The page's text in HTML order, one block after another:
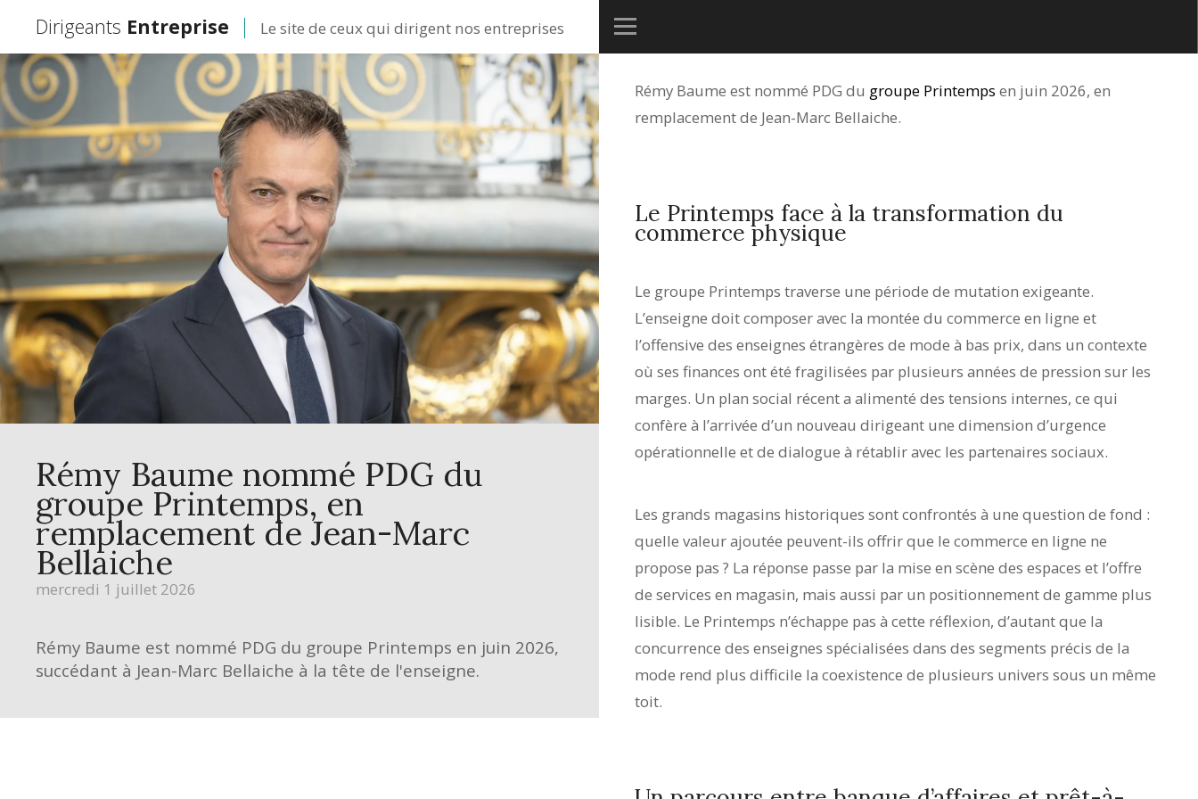
Dirigeants Entreprise Le site de ceux qui dirigent nos entreprises
Rémy Baume nommé PDG du
groupe Printemps, en
remplacement de Jean-Marc
Bellaiche
mercredi 1 juillet 2026
Rémy Baume est nommé PDG du groupe Printemps en juin 2026,
succédant à Jean-Marc Bellaiche à la tête de l'enseigne.
Rémy Baume est nommé PDG du groupe Printemps en juin 2026, en
remplacement de Jean-Marc Bellaiche.
Le Printemps face à la transformation du
commerce physique
Le groupe Printemps traverse une période de mutation exigeante.
L’enseigne doit composer avec la montée du commerce en ligne et
l’offensive des enseignes étrangères de mode à bas prix, dans un contexte
où ses finances ont été fragilisées par plusieurs années de pression sur les
marges. Un plan social récent a alimenté des tensions internes, ce qui
confère à l’arrivée d’un nouveau dirigeant une dimension d’urgence
opérationnelle et de dialogue à rétablir avec les partenaires sociaux.
Les grands magasins historiques sont confrontés à une question de fond :
quelle valeur ajoutée peuvent-ils offrir que le commerce en ligne ne
propose pas ? La réponse passe par la mise en scène des espaces et l’offre
de services en magasin, mais aussi par un positionnement de gamme plus
lisible. Le Printemps n’échappe pas à cette réflexion, d’autant que la
concurrence des enseignes spécialisées dans des segments précis de la
mode rend plus difficile la coexistence de plusieurs univers sous un même
toit.